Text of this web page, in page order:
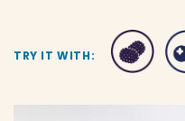
TRY IT WITH: